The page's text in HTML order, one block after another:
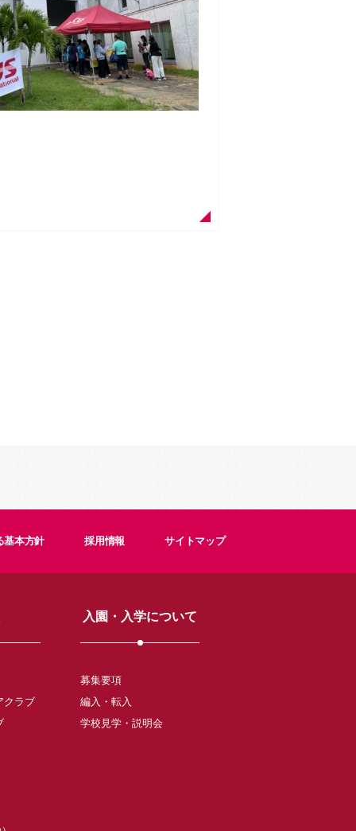
基本方針 採用情報 サイトマップ
クラブ
入園・入学について
募集要項
編入・転入
学校見学・説明会